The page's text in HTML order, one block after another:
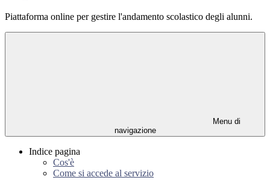
Piattaforma online per gestire l'andamento scolastico degli alunni.
Menu di
navigazione
Indice pagina
Cos'è
Come si accede al servizio